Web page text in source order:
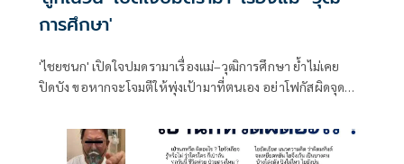
การศึกษา'
'ไชยชนก' เปิดใจปมดรามาเรื่องแม่–วุฒิการศึกษา ย้ำไม่เคย
ปิดบัง ขอหากจะโจมตีให้พุ่งเป้ามาที่ตนเอง อย่าโฟกัสผิดจุด